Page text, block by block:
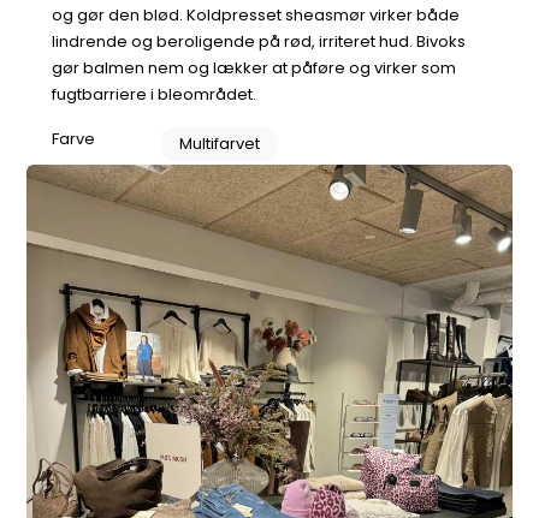
og gør den blød. Koldpresset sheasmør virker både
lindrende og beroligende på rød, irriteret hud. Bivoks
gør balmen nem og lækker at påføre og virker som
fugtbarriere i bleområdet.
Farve
Multifarvet